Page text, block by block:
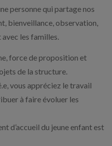
personne qui partage nos
bienveillance, observation,
les familles.
force de proposition et
de la structure.
vous appréciez le travail
à faire évoluer les
d’accueil du jeune enfant est